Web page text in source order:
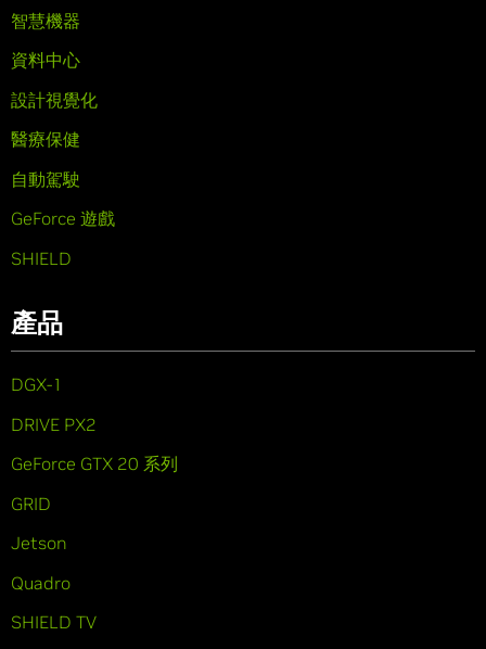
智慧機器
資料中心
設計視覺化
醫療保健
自動駕駛
GeForce 遊戲
SHIELD
產品
DGX-1
DRIVE PX2
GeForce GTX 20 系列
GRID
Jetson
Quadro
SHIELD TV